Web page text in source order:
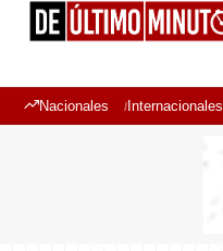
Nacionales Internacionales